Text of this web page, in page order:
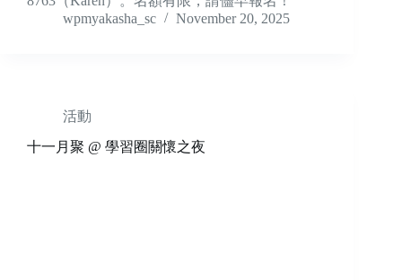
wpmyakasha_sc
November 20, 2025
活動
十一月聚 @ 學習圈關懷之夜